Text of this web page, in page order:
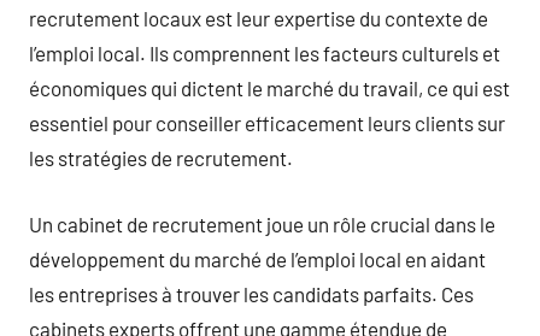
recrutement locaux est leur expertise du contexte de
l’emploi local. Ils comprennent les facteurs culturels et
économiques qui dictent le marché du travail, ce qui est
essentiel pour conseiller efficacement leurs clients sur
les stratégies de recrutement.
Un cabinet de recrutement joue un rôle crucial dans le
développement du marché de l’emploi local en aidant
les entreprises à trouver les candidats parfaits. Ces
cabinets experts offrent une gamme étendue de